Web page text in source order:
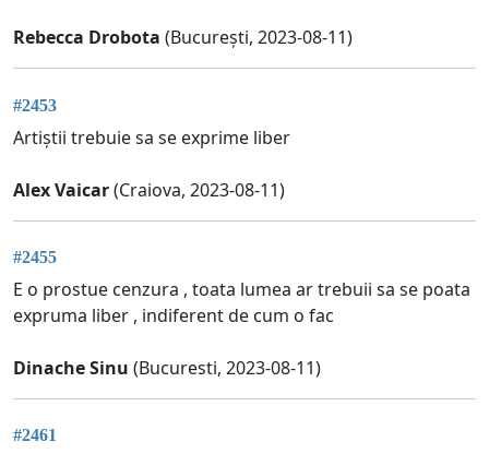
Rebecca Drobota (București, 2023-08-11)
#2453
Artiștii trebuie sa se exprime liber
Alex Vaicar(Craiova, 2023-08-11)
#2455
E o prostue cenzura , toata lumea ar trebuii sa se poata
expruma liber , indiferent de cum o fac
Dinache Sinu (Bucuresti, 2023-08-11)
#2461